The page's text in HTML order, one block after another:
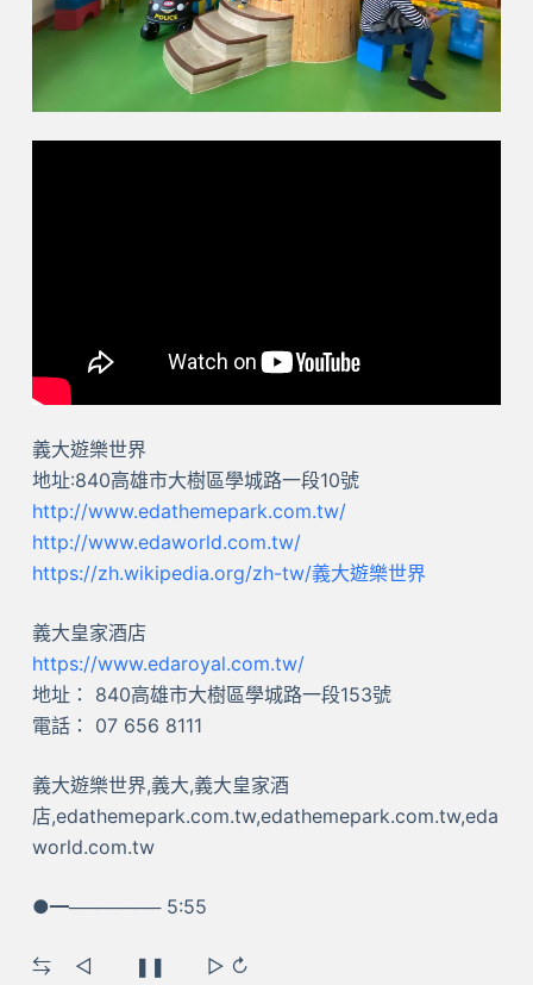
義大遊樂世界
地址:840高雄市大樹區學城路一段10號
http://www.edathemepark.com.tw/
http://www.edaworld.com.tw/
https://zh.wikipedia.org/zh-tw/義大遊樂世界
義大皇家酒店
https://www.edaroyal.com.tw/
地址： 840高雄市大樹區學城路一段153號
電話： 07 656 8111
義大遊樂世界,義大,義大皇家酒
店,edathemepark.com.tw,edathemepark.com.tw,eda
world.com.tw
●━─────── 5:55
⇆ ㅤ◁ ㅤㅤ❚❚ ㅤㅤ▷ ↻